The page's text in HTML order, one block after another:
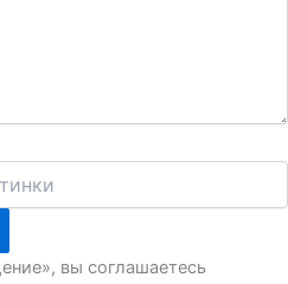
вы соглашаетесь